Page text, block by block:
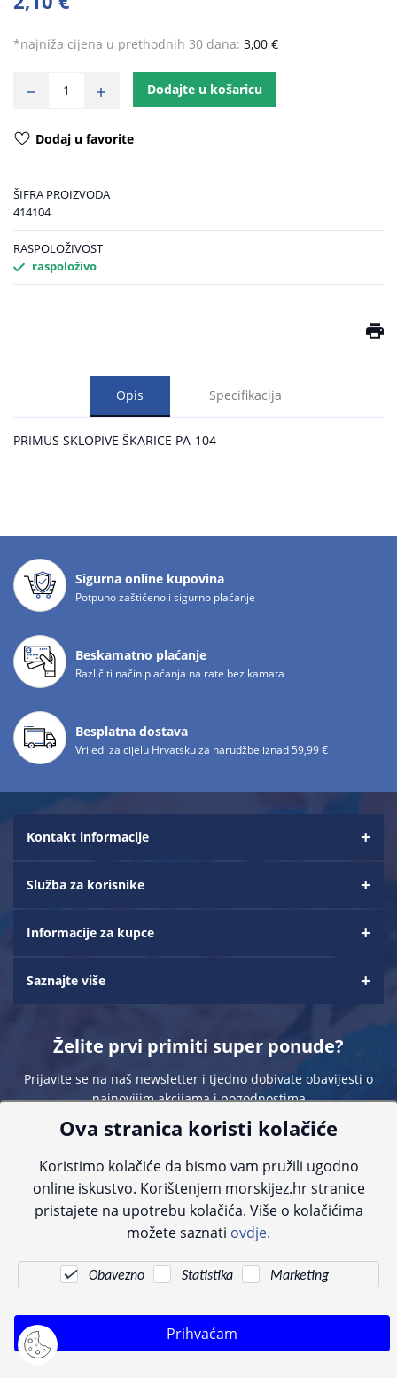
*najniža cijena u prethodnih 30 dana: 3,00 €
Dodajte u košaricu
Dodaj u favorite
ŠIFRA PROIZVODA
414104
RASPOLOŽIVOST
raspoloživo
Opis Specifikacija
PRIMUS SKLOPIVE ŠKARICE PA-104
Sigurna online kupovina
Potpuno zaštićeno i sigurno plaćanje
Beskamatno plaćanje
Različiti način plaćanja na rate bez kamata
Besplatna dostava
Vrijedi za cijelu Hrvatsku za narudžbe iznad 59,99 €
Kontakt informacije
Služba za korisnike
Informacije za kupce
Saznajte više
Želite prvi primiti super ponude?
Prijavite se na naš newsletter i tjedno dobivate obavijesti o
najnovijim akcijama i pogodnostima
Sve navedene cijene sadrže PDV. Pokušavamo osigurati što preciznije
informacije, ali zbog tehnoloških ograničenja ne možemo garantirati potpunu
kontaktirajte nas putem telefona:+385 23 231 761ili e-maila:info@morskijez.hr
Ova stranica koristi kolačiće
Koristimo kolačiće da bismo vam pružili ugodno
online iskustvo. Korištenjem morskijez.hr stranice
pristajete na upotrebu kolačića. Više o kolačićima
možete saznati ovdje.
Obavezno Statistika Marketing
Prihvaćam